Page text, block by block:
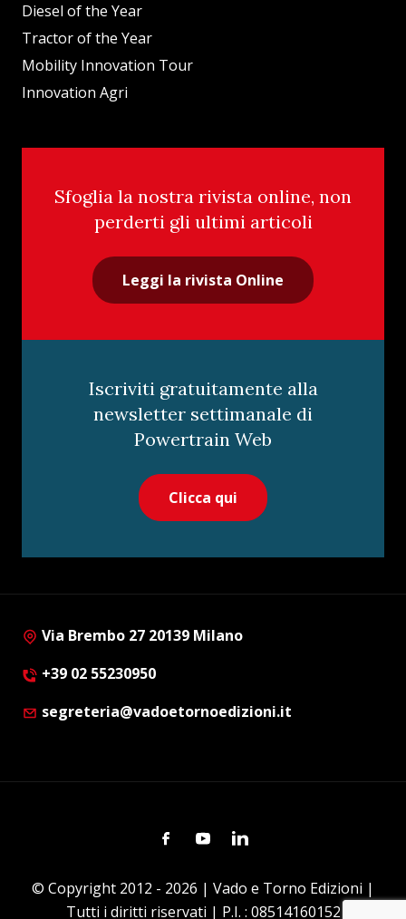
Diesel of the Year
Tractor of the Year
Mobility Innovation Tour
Innovation Agri
Sfoglia la nostra rivista online, non
perderti gli ultimi articoli
Leggi la rivista Online
Iscriviti gratuitamente alla
newsletter settimanale di
Powertrain Web
Clicca qui
Via Brembo 27 20139 Milano
+39 02 55230950
segreteria@vadoetornoedizioni.it
FacebookYoutubeLinkedin
© Copyright 2012 - 2026 | Vado e Torno Edizioni |
Tutti i diritti riservati | P.I. : 08514160152